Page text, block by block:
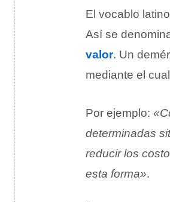
El vocablo latino
Así se
valor. Un
mediante el cual
Por ejemplo:
determinadas
reducir los
esta forma».